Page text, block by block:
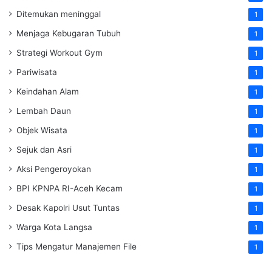
Ditemukan meninggal 1
Menjaga Kebugaran Tubuh 1
Strategi Workout Gym 1
Pariwisata 1
Keindahan Alam 1
Lembah Daun 1
Objek Wisata 1
Sejuk dan Asri 1
Aksi Pengeroyokan 1
BPI KPNPA RI-Aceh Kecam 1
Desak Kapolri Usut Tuntas 1
Warga Kota Langsa 1
Tips Mengatur Manajemen File 1